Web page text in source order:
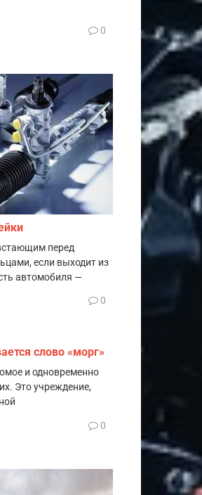
0
перед
если выходит из
автомобиля —
0
слово «морг»
и одновременно
Это учреждение,
0